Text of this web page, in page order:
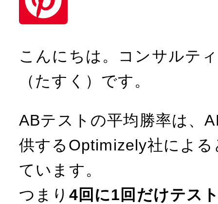
e
a
k
i
t
e
r
こんにちは。コンサルテ
（たすく）です。
ABテストの平均勝率は、
供するOptimizely社による
ています。
つまり 4回に1回だけテス